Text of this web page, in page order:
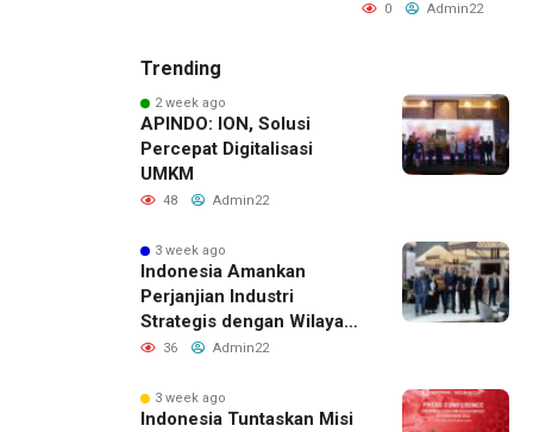
0 Admin22
Trending
2 week ago
APINDO: ION, Solusi
Percepat Digitalisasi
UMKM
48 Admin22
3 week ago
Indonesia Amankan
Perjanjian Industri
Strategis dengan Wilayah
Sverdlovsk, Rusia untuk
36 Admin22
3 week ago
Indonesia Tuntaskan Misi